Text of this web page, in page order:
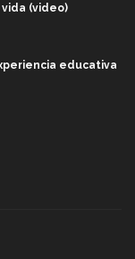
(video)
educativa